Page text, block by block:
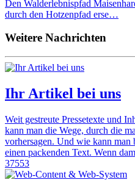
Den Walderlebnispfad
durch den Hotzenpfad erse…
Weitere Nachrichten
Ihr Artikel bei uns
Weit gestreute Pressetexte und
kann man die Wege, durch die
vorhersagen. Und wie kann man
einen packenden Text. Wenn
37553